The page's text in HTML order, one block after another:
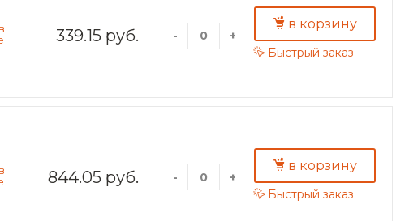
339.15 руб. - +
в корзину
Быстрый заказ
844.05 руб. - +
в корзину
Быстрый заказ